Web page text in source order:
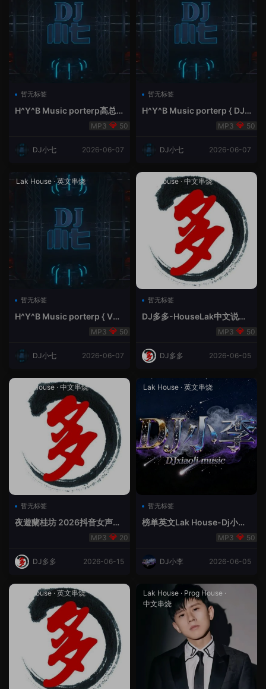
暂无标签
H^Y^B Music porterp高总
聆听 全英文Vina Lak House50
DJ小七 2026-06-07
暂无标签
H^Y^B Music porterp { DJ
小七&高总夜空中的风铃}
50
DJ小七 2026-06-07
Lak House ·英文串烧
暂无标签
H^Y^B Music porterp { V总
50
DJ小七 2026-06-07
Lak House· 中文串烧
暂无标签
DJ多多-HouseLak中文说唱
50
DJ多多 2026-06-05
Prog House · 中文串烧
暂无标签
夜遊蘭桂坊 2026抖音女声整
合（DJ多多DJ尾巴）
20
DJ多多 2026-06-15
Lak House · 英文串烧
暂无标签
榜单英文Lak House-Dj小李
50
DJ小李 2026-06-05
Lak House· 英文串烧 Lak House · Prog House ·
中文串烧